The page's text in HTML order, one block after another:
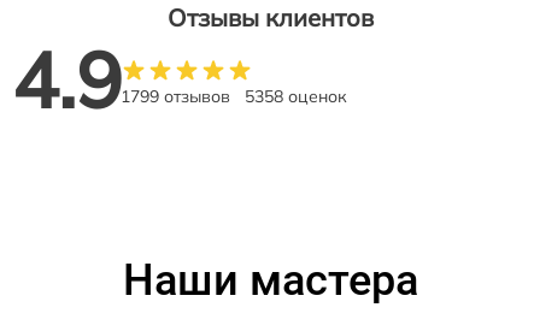
Отзывы клиентов
4.91799 отзывов 5358 оценок
Наши мастера